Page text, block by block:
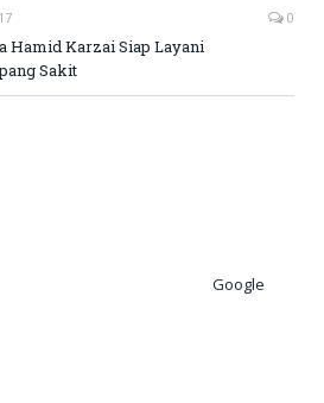
0
Hamid Karzai Siap Layani
Sakit
Google